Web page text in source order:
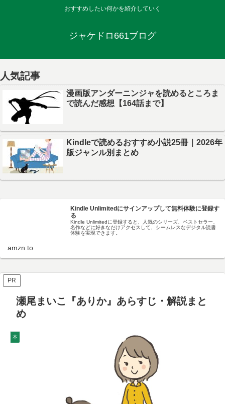
おすすめしたい何かを紹介していく
ジャケドロ661ブログ
人気記事
漫画版アンダーニンジャを読めるところま
で読んだ感想【164話まで】
Kindleで読めるおすすめ小説25冊｜2026年
版ジャンル別まとめ
Kindle Unlimitedにサインアップして無料体験に登録す
る
Kindle Unlimitedに登録すると、人気のシリーズ、ベストセラー、
名作などに好きなだけアクセスして、シームレスなデジタル読書
体験を実現できます。
amzn.to
PR
瀬尾まいこ『ありか』あらすじ・解説まと
め
本